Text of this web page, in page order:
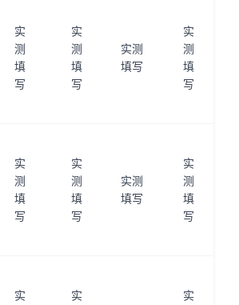
实
测
填
写
实
测
填
写
实测
填写
实
测
填
写
实
测
填
写
实
测
填
写
实测
填写
实
测
填
写
实
实
实